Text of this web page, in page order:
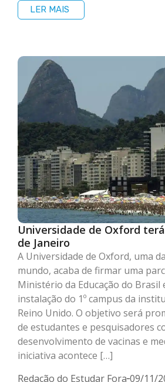
LER MAIS
Universidade de Oxford
de Janeiro
A Universidade de Oxford, uma
mundo, acaba de firmar uma
Ministério da Educação do Brasil
instalação do 1º campus da
Reino Unido. O objetivo será
de estudantes e pesquisadores
desenvolvimento de vacinas e
iniciativa acontece […]
Redação do Estudar Fora 09/11/